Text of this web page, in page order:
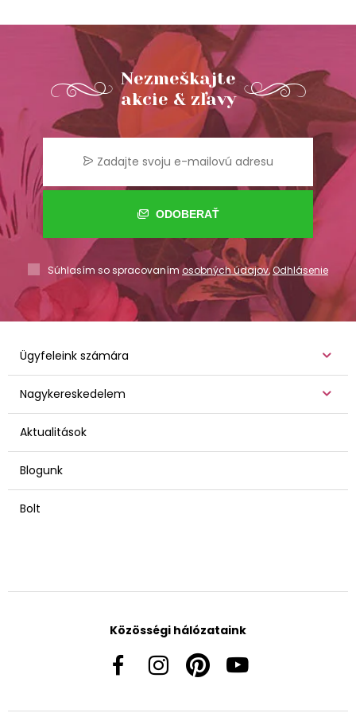
Nezmeškajte
akcie & zľavy
ODOBERAŤ
Súhlasím so spracovaním osobných údajov,Odhlásenie
Ügyfeleink számára
Nagykereskedelem
Aktualitások
Blogunk
Bolt
Közösségi hálózataink